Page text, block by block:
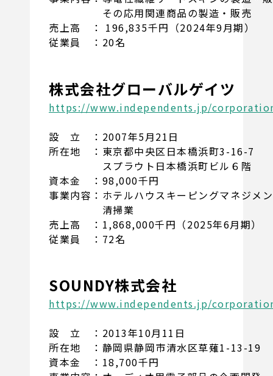
その応用関連商品の製造・販売
売上高 ： 196,835千円（2024年9月期）
従業員 ：20名
株式会社グローバルゲイツ
https://www.independents.jp/
設 立 ：2007年5月21日
所在地 ：東京都中央区日本橋浜町3-16-7
スプラウト日本橋浜町ビル６階
資本金 ：98,000千円
事業内容：ホテルハウスキーピングマネジメ
清掃業
売上高 ：1,868,000千円（2025年6月期）
従業員 ：72名
SOUNDY株式会社
https://www.independents.jp/
設 立 ：2013年10月11日
所在地 ：静岡県静岡市清水区草薙1-13-19
資本金 ：18,700千円